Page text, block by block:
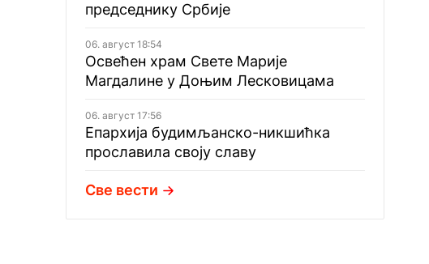
председнику Србије
06. август 18:54
Освећен храм Свете Марије
Магдалине у Доњим Лесковицама
06. август 17:56
Епархија будимљанско-никшићка
прославила своју славу
Све вести